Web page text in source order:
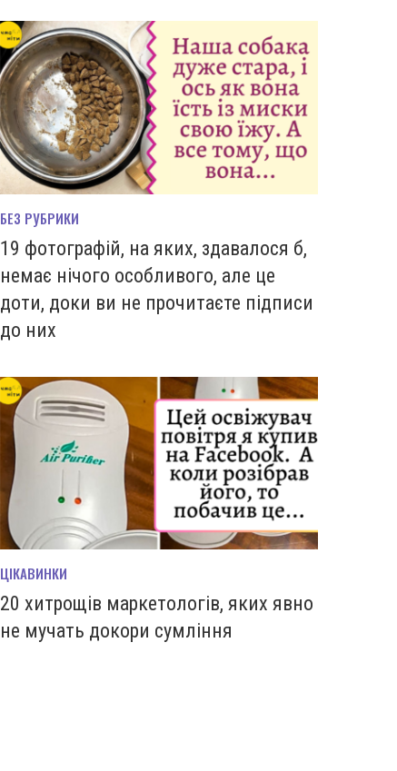
БЕЗ РУБРИКИ
19 фотографій, на яких, здавалося б,
немає нічого особливого, але це
доти, доки ви не прочитаєте підписи
до них
ЦІКАВИНКИ
20 хитрощів маркетологів, яких явно
не мучать докори сумління